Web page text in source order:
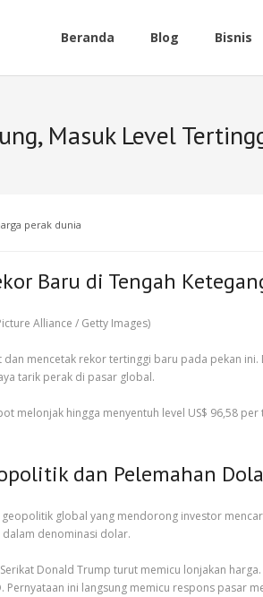
Beranda Blog Bisnis
Masuk Level
perak dunia
Baru di Tengah
mencetak rekor tertinggi baru pada pekan
tarik perak di pasar global.
melonjak hingga menyentuh level US$ 96,58
dan Pelemahan
global yang mendorong investor
denominasi dolar.
Donald Trump turut memicu lonjakan
ini langsung memicu respons pasar